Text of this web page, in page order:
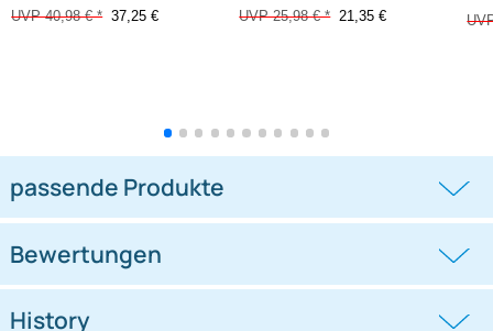
Adapter OEM Rückfahrkamera an
Nachrüstradio kompatibel mit
iX35 2012-2015 mit 24 pin Connector
((0))
Adapter OEM Rückfahrkamera
kompatibel mit General Motors